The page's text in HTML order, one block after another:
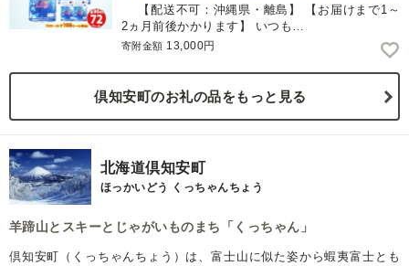
【配送不可：沖縄県・離島】 【お届けまで1～
2ヵ月前後かかります】 いつも…
寄附金額 13,000円
倶知安町のお礼の品をもっと見る
北海道倶知安町
ほっかいどう くっちゃんちょう
羊蹄山とスキーとじゃがいものまち「くっちゃん」
倶知安町（くっちゃんちょう）は、富士山に似た姿から蝦夷富士とも